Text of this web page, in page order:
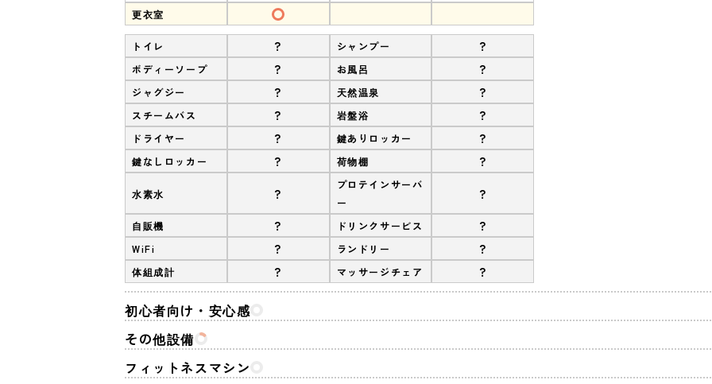
更衣室
トイレ ? シャンプー ?
ボディーソープ ? お風呂 ?
ジャグジー ? 天然温泉 ?
スチームバス ? 岩盤浴 ?
ドライヤー ? 鍵ありロッカー ?
鍵なしロッカー ? 荷物棚 ?
水素水 ?
プロテインサーバ
ー
?
自販機 ? ドリンクサービス ?
WiFi ? ランドリー ?
体組成計 ? マッサージチェア ?
初心者向け・安心感
その他設備
フィットネスマシン